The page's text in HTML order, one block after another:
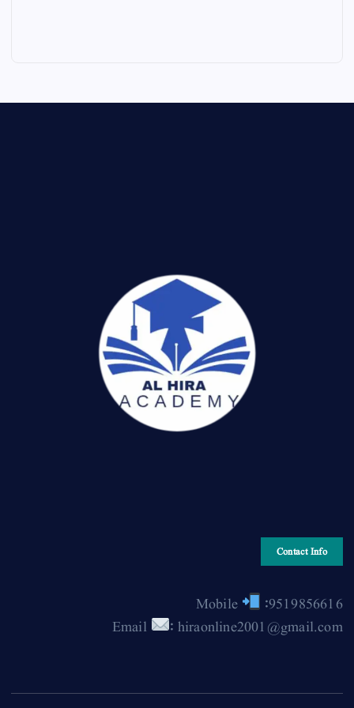
Contact Info
Mobile
:9519856616
Email
: hiraonline2001@gmail.com